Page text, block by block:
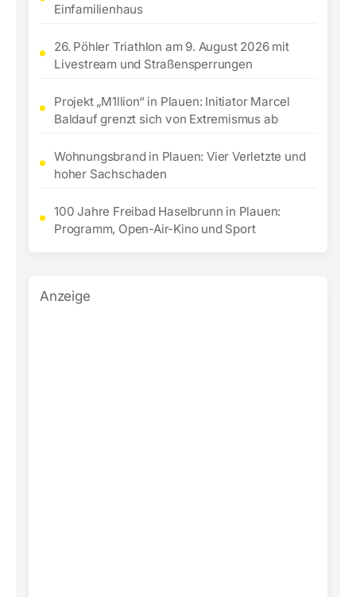
Einfamilienhaus
26. Pöhler Triathlon am 9. August 2026 mit
Livestream und Straßensperrungen
Projekt „M1llion“ in Plauen: Initiator Marcel
Baldauf grenzt sich von Extremismus ab
Wohnungsbrand in Plauen: Vier Verletzte und
hoher Sachschaden
100 Jahre Freibad Haselbrunn in Plauen:
Programm, Open-Air-Kino und Sport
Anzeige